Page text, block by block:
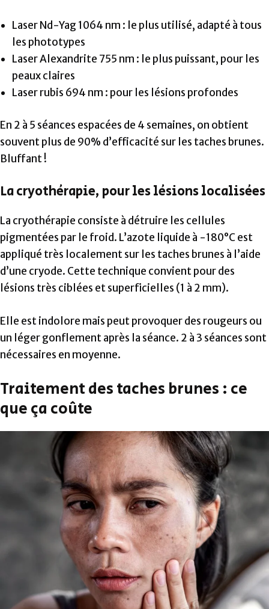
Laser Nd-Yag 1064 nm : le plus utilisé, adapté à tous
les phototypes
Laser Alexandrite 755 nm : le plus puissant, pour les
peaux claires
Laser rubis 694 nm : pour les lésions profondes
En 2 à 5 séances espacées de 4 semaines, on obtient
souvent plus de 90% d’efficacité sur les taches brunes.
Bluffant !
La cryothérapie, pour les lésions localisées
La cryothérapie consiste à détruire les cellules
pigmentées par le froid. L’azote liquide à -180°C est
appliqué très localement sur les taches brunes à l’aide
d’une cryode. Cette technique convient pour des
lésions très ciblées et superficielles (1 à 2 mm).
Elle est indolore mais peut provoquer des rougeurs ou
un léger gonflement après la séance. 2 à 3 séances sont
nécessaires en moyenne.
Traitement des taches brunes : ce
que ça coûte